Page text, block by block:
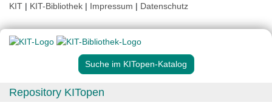
KIT | KIT-Bibliothek | Impressum | Datenschutz
Suche im KITopen-Katalog
Repository KITopen